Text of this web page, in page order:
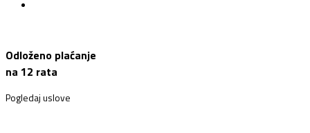
Odloženo plaćanje
na 12 rata
Pogledaj uslove